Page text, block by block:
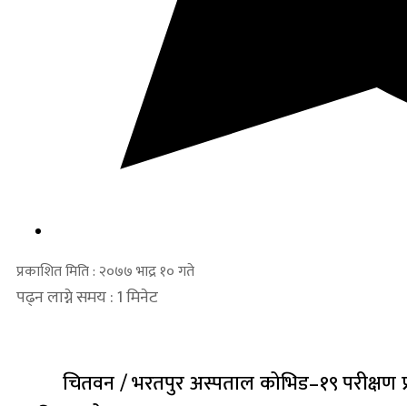
प्रकाशित मिति : २०७७ भाद्र १० गते
पढ्न लाग्ने समय : 1 मिनेट
चितवन / भरतपुर अस्पताल कोभिड–१९ परीक्षण